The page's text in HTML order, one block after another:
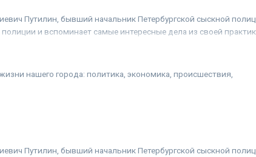
Путилин, бывший начальник Петербургской сыскной
и вспоминает самые интересные дела из своей
и курьезов, а финальная разгадка всегда остроумна и
нашего города: политика, экономика, происшествия,
Путилин, бывший начальник Петербургской сыскной